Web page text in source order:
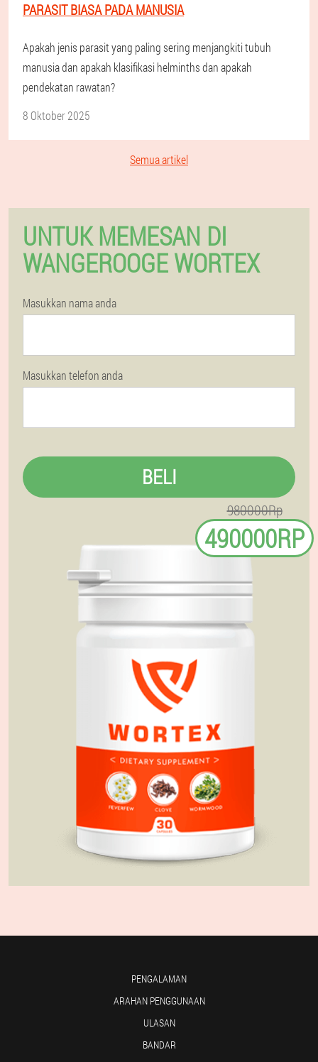
PARASIT BIASA PADA MANUSIA
Apakah jenis parasit yang paling sering menjangkiti tubuh
manusia dan apakah klasifikasi helminths dan apakah
pendekatan rawatan?
8 Oktober 2025
Semua artikel
UNTUK MEMESAN DI
WANGEROOGE WORTEX
Masukkan nama anda
Masukkan telefon anda
BELI
980000Rp
490000RP
PENGALAMAN
ARAHAN PENGGUNAAN
ULASAN
BANDAR